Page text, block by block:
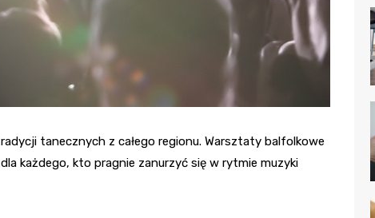
tanecznych z całego regionu. Warsztaty balfolkowe
każdego, kto pragnie zanurzyć się w rytmie muzyki